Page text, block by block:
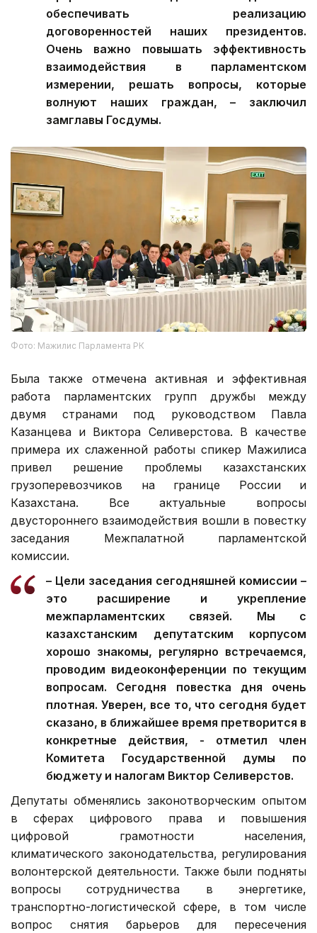
обеспечивать реализацию
договоренностей наших президентов.
Очень важно повышать эффективность
взаимодействия в парламентском
измерении, решать вопросы, которые
волнуют наших граждан, – заключил
замглавы Госдумы.
Фото: Мажилис Парламента РК
Была также отмечена активная и эффективная
работа парламентских групп дружбы между
двумя странами под руководством Павла
Казанцева и Виктора Селиверстова. В качестве
примера их слаженной работы спикер Мажилиса
привел решение проблемы казахстанских
грузоперевозчиков на границе России и
Казахстана. Все актуальные вопросы
двустороннего взаимодействия вошли в повестку
заседания Межпалатной парламентской
комиссии.
– Цели заседания сегодняшней комиссии –
это расширение и укрепление
межпарламентских связей. Мы с
казахстанским депутатским корпусом
хорошо знакомы, регулярно встречаемся,
проводим видеоконференции по текущим
вопросам. Сегодня повестка дня очень
плотная. Уверен, все то, что сегодня будет
сказано, в ближайшее время претворится в
конкретные действия, - отметил член
Комитета Государственной думы по
бюджету и налогам Виктор Селиверстов.
Депутаты обменялись законотворческим опытом
в сферах цифрового права и повышения
цифровой грамотности населения,
климатического законодательства, регулирования
волонтерской деятельности. Также были подняты
вопросы сотрудничества в энергетике,
транспортно-логистической сфере, в том числе
вопрос снятия барьеров для пересечения